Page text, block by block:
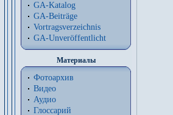
GA-Katalog
GA-Beiträge
Vortragsverzeichnis
GA-Unveröffentlicht
Материалы
Фотоархив
Видео
Аудио
Глоссарий